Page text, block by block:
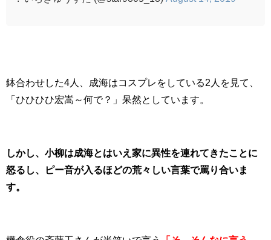
鉢合わせした4人、成海はコスプレをしている2人を見て、
「ひひひひ宏嵩～何で？」呆然としています。
しかし、小柳は成海とはいえ家に異性を連れてきたことに
怒るし、ピー音が入るほどの荒々しい言葉で罵り合いま
す。